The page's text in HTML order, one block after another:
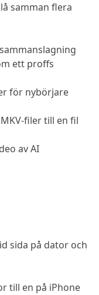
samman flera
ett proffs
för nybörjare
filer till en fil
av AI
sida på dator och
till en på iPhone